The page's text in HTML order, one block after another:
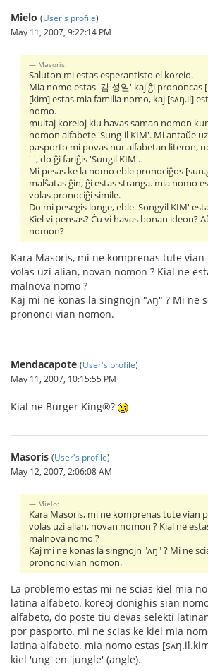
Mielo (User's profile)
May 11, 2007, 9:22:14 PM
Masoris:
Saluton mi estas esperantisto el koreio.
Mia nomo estas '김 성일' kaj ĝi prononcas
[kim] estas mia familia nomo, kaj [sʌŋ.il]
nomo.
multaj koreioj kiu havas saman nomon
nomon alfabete 'Sung-il KIM'. Mi antaŭe
pasporto mi povas nur alfabetan literon,
'-', do ĝi fariĝis 'Sungil KIM'.
Mi pesas ke la nomo eble pronociĝos
malŝatas ĝin, ĝi estas stranga. mia nomo
volas pronociĝi simile.
Do mi pesegis longe, eble 'Songyil KIM'
Kiel vi pensas? Ĉu vi havas bonan ideon?
nomon?
Kara Masoris, mi ne komprenas tute
volas uzi alian, novan nomon ? Kial ne
malnova nomo ?
Kaj mi ne konas la singnojn "ʌŋ" ? Mi ne
prononci vian nomon.
Mendacapote (User's profile)
May 11, 2007, 10:15:55 PM
Kial ne Burger King®?
Masoris (User's profile)
May 12, 2007, 2:06:08 AM
Mielo:
Kara Masoris, mi ne komprenas tute vian
volas uzi alian, novan nomon ? Kial ne
malnova nomo ?
Kaj mi ne konas la singnojn "ʌŋ" ? Mi ne
prononci vian nomon.
La problemo estas mi ne scias kiel mia
latina alfabeto. koreoj donighis sian
alfabeto, do poste tiu devas selekti
por pasporto. mi ne scias ke kiel mia
latina alfabeto. mia nomo estas
kiel 'ung' en 'jungle' (angle).